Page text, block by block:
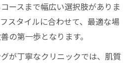
失敗しないシワケアの極意
東区のシワ対策クリニック選
改善に強い美容皮膚科の見分
ースまで幅広い選択肢がありま
スタイルに合わせて、最適な場
の第一歩となります。
が丁寧なクリニックでは、肌質